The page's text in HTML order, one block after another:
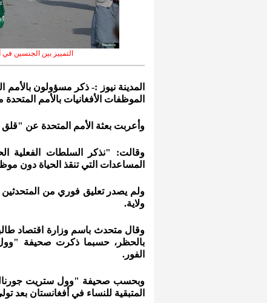
التمييز بين الجنسين
المدينة نيوز :- ذكر مسؤولون
الموظفات الأفغانيات بالأمم
وأعربت بعثة الأمم المتحدة عن "قلق
وقالت: "نذكر السلطات الفعلية
المساعدات التي تنقذ الحياة دون
ولم يصدر تعليق فوري من المتحدثين
ولاية.
وقال متحدث باسم وزارة اقتصاد
بالحظر، حسبما ذكرت صحيفة "وول
الفور.
وبحسب صحيفة "وول ستريت
المتبقية للنساء في أفغانستان بعد